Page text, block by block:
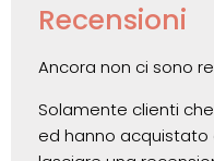
Recensioni
Ancora non ci sono
Solamente clienti
ed hanno